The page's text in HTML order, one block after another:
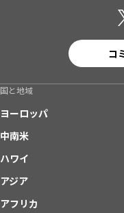
コ
国と地域
ヨーロッパ
中南米
ハワイ
アジア
アフリカ